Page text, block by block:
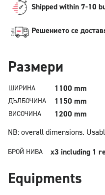
Shipped within 7-10
Решението се
Pазмери
ШИРИНА 1100 mm
ДЪЛБОЧИНА 1150 mm
ВИСОЧИНА
1200 mm
NB: overall dimensions.
БРОЙ НИВА x3 including 1
Equipments